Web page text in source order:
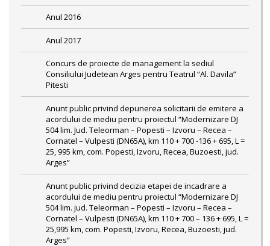
Anul 2016
Anul 2017
Concurs de proiecte de management la sediul
Consiliului Judetean Arges pentru Teatrul “Al. Davila”
Pitesti
Anunt public privind depunerea solicitarii de emitere a
acordului de mediu pentru proiectul “Modernizare DJ
504 lim. Jud. Teleorman – Popesti – Izvoru – Recea –
Cornatel – Vulpesti (DN65A), km 110 + 700 -136 + 695, L =
25, 995 km, com. Popesti, Izvoru, Recea, Buzoesti, jud.
Arges”
Anunt public privind decizia etapei de incadrare a
acordului de mediu pentru proiectul “Modernizare DJ
504 lim. jud. Teleorman – Popesti – Izvoru – Recea –
Cornatel – Vulpesti (DN65A), km 110 + 700 – 136 + 695, L =
25,995 km, com. Popesti, Izvoru, Recea, Buzoesti, jud.
Arges”